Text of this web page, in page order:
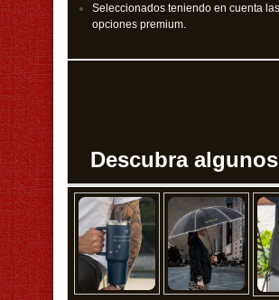
Seleccionados teniendo en cuenta
opciones premium.
Descubra